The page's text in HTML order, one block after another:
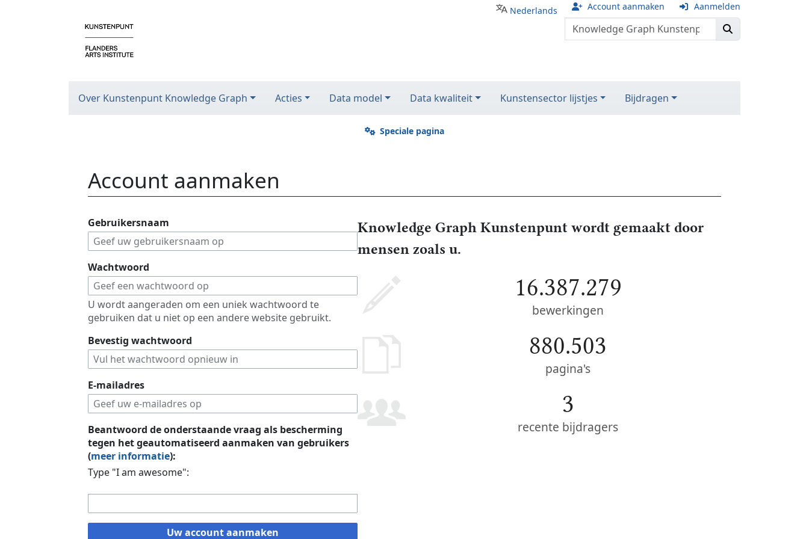
Nederlands Account aanmaken Aanmelden
Over Kunstenpunt Knowledge Graph Acties Data model Data kwaliteit Kunstensector lijstjes Bijdragen
Speciale pagina
Account aanmaken
Gebruikersnaam
Wachtwoord
U wordt aangeraden om een uniek wachtwoord te
gebruiken dat u niet op een andere website gebruikt.
Bevestig wachtwoord
E-mailadres
Beantwoord de onderstaande vraag als bescherming
tegen het geautomatiseerd aanmaken van gebruikers
(meer informatie):
Type "I am awesome":
Uw account aanmaken
Knowledge Graph Kunstenpunt wordt gemaakt door
mensen zoals u.
16.387.279
bewerkingen
880.503
pagina's
3
recente bijdragers